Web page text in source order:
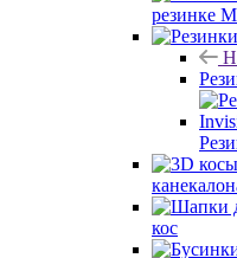
резинке
кос